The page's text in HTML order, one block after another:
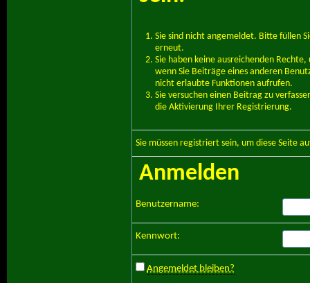
Sie sind nicht angemeldet. Bitte füllen
erneut.
Sie haben keine ausreichenden
wenn Sie Beiträge eines anderen
nicht erlaubte Funktionen aufrufen.
Sie versuchen einen Beitrag zu
die Aktivierung Ihrer Registrierung.
Sie müssen registriert sein, um diese Seite
Anmelden
Benutzername:
Kennwort:
Angemeldet bleiben?